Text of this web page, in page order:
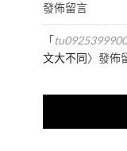
發佈留言
「tu0925399900
文大不同〉發佈